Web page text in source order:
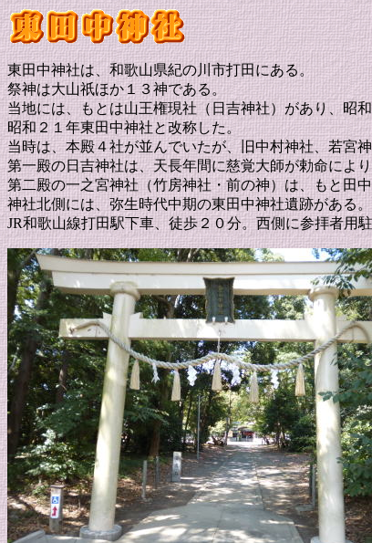
東田中神社は、和歌山県紀の川市打田にある。
祭神は大山祇ほか１３神である。
当地には、もとは山王権現社（日吉神社）があり、昭
昭和２１年東田中神社と改称した。
当時は、本殿４社が並んでいたが、旧中村神社、若宮
第一殿の日吉神社は、天長年間に慈覚大師が勅命によ
第二殿の一之宮神社（竹房神社・前の神）は、もと田
神社北側には、弥生時代中期の東田中神社遺跡がある。
JR和歌山線打田駅下車、徒歩２０分。西側に参拝者用